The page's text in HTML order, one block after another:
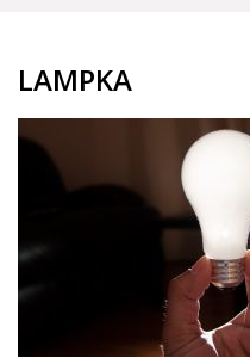
LAMPKA